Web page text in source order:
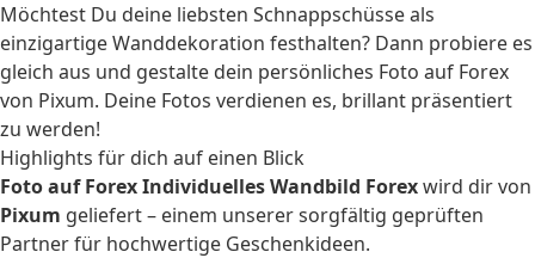
Möchtest Du deine liebsten Schnappschüsse als
einzigartige Wanddekoration festhalten? Dann probiere es
gleich aus und gestalte dein persönliches Foto auf Forex
von Pixum. Deine Fotos verdienen es, brillant präsentiert
zu werden!
Highlights für dich auf einen Blick
Foto auf Forex Individuelles Wandbild Forexwird dir von
Pixum geliefert – einem unserer sorgfältig geprüften
Partner für hochwertige Geschenkideen.